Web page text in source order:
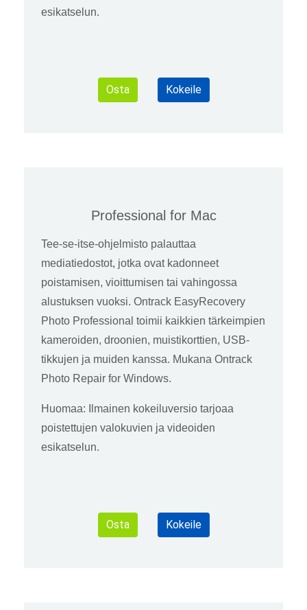
esikatselun.
Osta Kokeile
Professional for Mac
Tee-se-itse-ohjelmisto palauttaa
mediatiedostot, jotka ovat kadonneet
poistamisen, vioittumisen tai vahingossa
alustuksen vuoksi. Ontrack EasyRecovery
Photo Professional toimii kaikkien tärkeimpien
kameroiden, droonien, muistikorttien, USB-
tikkujen ja muiden kanssa. Mukana Ontrack
Photo Repair for Windows.
Huomaa: Ilmainen kokeiluversio tarjoaa
poistettujen valokuvien ja videoiden
esikatselun.
Osta Kokeile